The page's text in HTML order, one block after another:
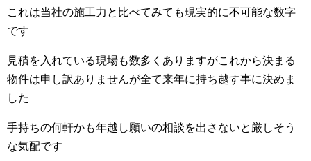
これは当社の施工力と比べてみても現実的に不可能な数字
です
見積を入れている現場も数多くありますがこれから決まる
物件は申し訳ありませんが全て来年に持ち越す事に決めま
した
手持ちの何軒かも年越し願いの相談を出さないと厳しそう
な気配です